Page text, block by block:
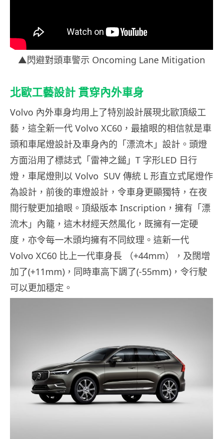
▲閃避對頭車警示 Oncoming Lane Mitigation
北歐工藝設計 貫穿內外車身
Volvo 內外車身均用上了特別設計展現北歐頂級工
藝，這全新一代 Volvo XC60 ，最搶眼的相信就是車
頭和車尾燈設計及車身內的「漂流木」設計。頭燈
方面沿用了標誌式「雷神之鎚」 T 字形LED 日行
燈，車尾燈則以 Volvo SUV 傳統 L 形直立式尾燈作
為設計，前後的車燈設計，令車身更顯獨特，在夜
間行駛更加搶眼。頂級版本 Inscription ，擁有「漂
流木」內籠，這木材經天然風化，既擁有一定硬
度，亦令每一木頭均擁有不同紋理。這新一代
Volvo XC60 比上一代車身長 （+44mm），及闊增
加了(+11mm) ，同時車高下調了(-55mm) ，令行駛
可以更加穩定。